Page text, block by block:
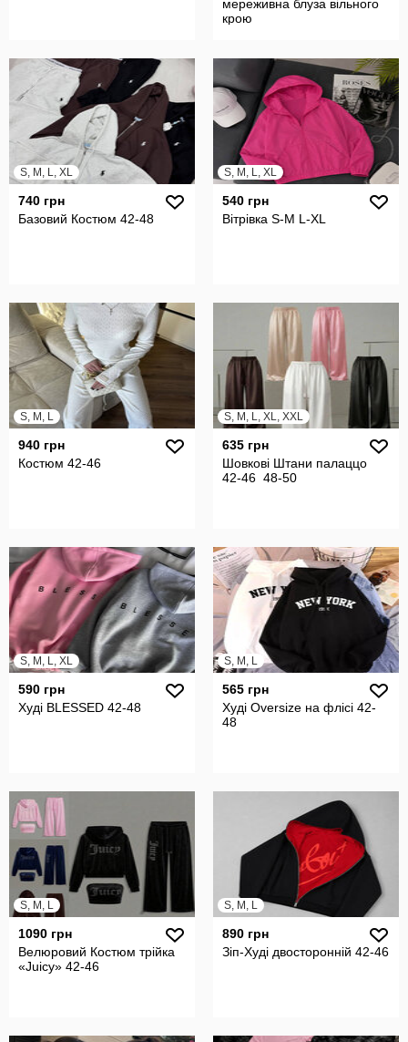
мереживна блуза вільного
крою
S, M, L, XL
740 грн
Базовий Костюм 42-48
S, M, L, XL
540 грн
Вітрівка S-М L-XL
S, M, L
940 грн
Костюм 42-46
S, M, L, XL, XXL
635 грн
Шовкові Штани палаццо
42-46 48-50
S, M, L, XL
590 грн
Худі BLESSED 42-48
S, M, L
565 грн
Худі Oversize на флісі 42-
48
S, M, L
1090 грн
Велюровий Костюм трійка
«Juicy» 42-46
S, M, L
890 грн
Зіп-Худі двосторонній 42-46